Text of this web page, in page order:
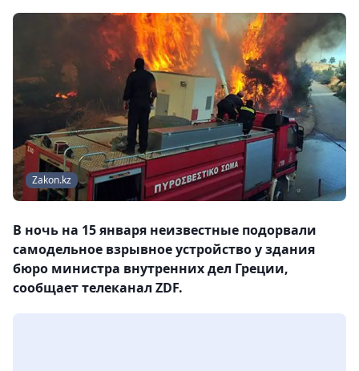
Zakon.kz
В ночь на 15 января неизвестные подорвали
самодельное взрывное устройство у здания
бюро министра внутренних дел Греции,
сообщает телеканал ZDF.